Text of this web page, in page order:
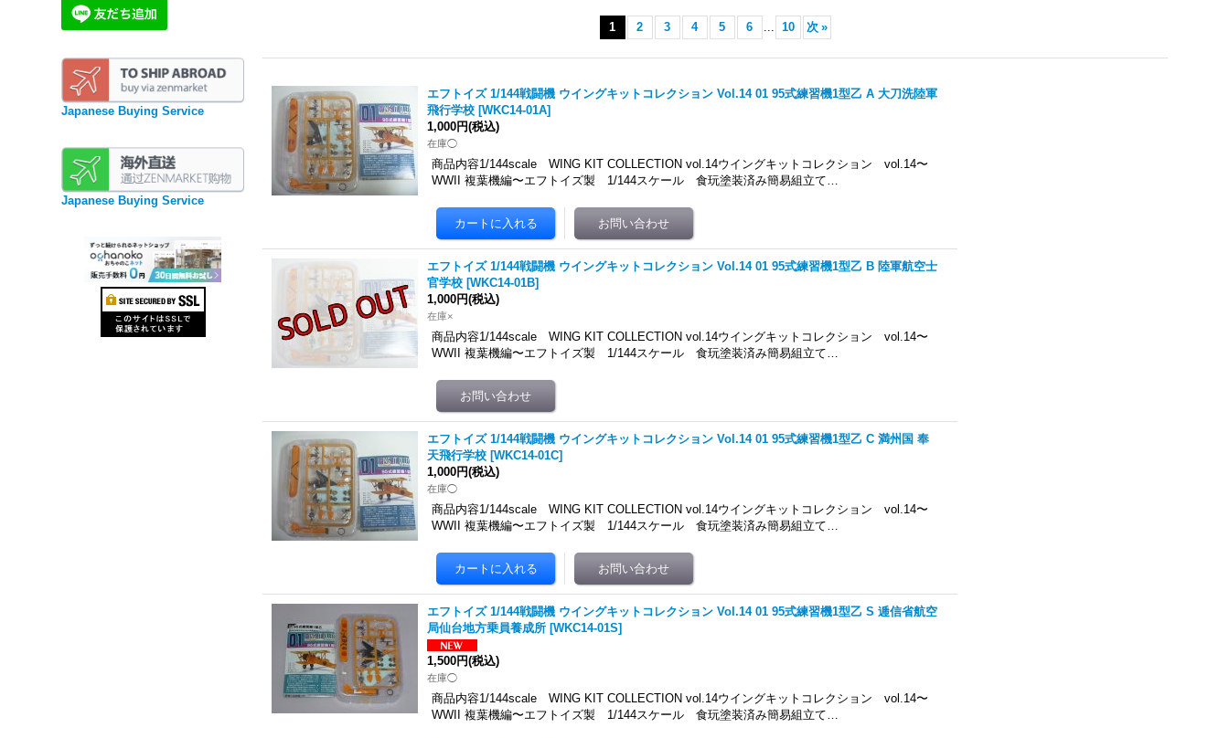
Japanese Buying Service
Japanese Buying Service
1 2 3 4 5 6 ... 10 次 »
エフトイズ 1/144戦闘機 ウイングキットコレクション Vol.14 01 95式練習機1型乙 A 大刀洗陸軍
飛行学校 [WKC14-01A]
1,000円(税込)
在庫◯
商品内容1/144scale WING KIT COLLECTION vol.14ウイングキットコレクション vol.14〜
WWII 複葉機編〜エフトイズ製 1/144スケール 食玩塗装済み簡易組立て…
エフトイズ 1/144戦闘機 ウイングキットコレクション Vol.14 01 95式練習機1型乙 B 陸軍航空士
官学校 [WKC14-01B]
1,000円(税込)
在庫×
商品内容1/144scale WING KIT COLLECTION vol.14ウイングキットコレクション vol.14〜
WWII 複葉機編〜エフトイズ製 1/144スケール 食玩塗装済み簡易組立て…
エフトイズ 1/144戦闘機 ウイングキットコレクション Vol.14 01 95式練習機1型乙 C 満州国 奉
天飛行学校 [WKC14-01C]
1,000円(税込)
在庫◯
商品内容1/144scale WING KIT COLLECTION vol.14ウイングキットコレクション vol.14〜
WWII 複葉機編〜エフトイズ製 1/144スケール 食玩塗装済み簡易組立て…
エフトイズ 1/144戦闘機 ウイングキットコレクション Vol.14 01 95式練習機1型乙 S 逓信省航空
局仙台地方乗員養成所 [WKC14-01S]
1,500円(税込)
在庫◯
商品内容1/144scale WING KIT COLLECTION vol.14ウイングキットコレクション vol.14〜
WWII 複葉機編〜エフトイズ製 1/144スケール 食玩塗装済み簡易組立て…